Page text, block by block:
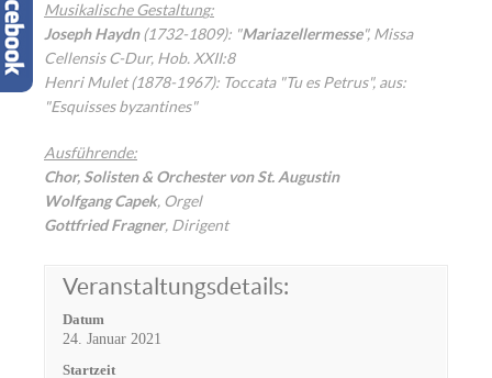
Musikalische Gestaltung:
Joseph Haydn(1732-1809): "Mariazellermesse", Missa
Cellensis C-Dur, Hob. XXII:8
Henri Mulet (1878-1967): Toccata "Tu es Petrus", aus:
"Esquisses byzantines"
Ausführende:
Chor, Solisten & Orchester von St. Augustin
Wolfgang Capek, Orgel
Gottfried Fragner, Dirigent
Veranstaltungsdetails:
Datum
24. Januar 2021
Startzeit